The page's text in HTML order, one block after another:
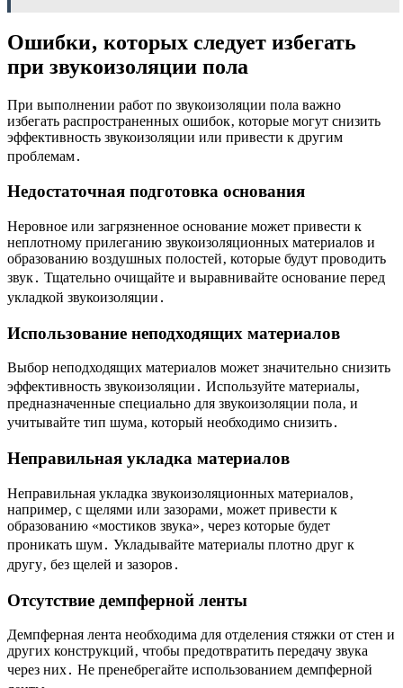
Ошибки‚ которых следует избегать
при звукоизоляции пола
При выполнении работ по звукоизоляции пола важно
избегать распространенных ошибок‚ которые могут снизить
эффективность звукоизоляции или привести к другим
проблемам․
Недостаточная подготовка основания
Неровное или загрязненное основание может привести к
неплотному прилеганию звукоизоляционных материалов и
образованию воздушных полостей‚ которые будут проводить
звук․ Тщательно очищайте и выравнивайте основание перед
укладкой звукоизоляции․
Использование неподходящих материалов
Выбор неподходящих материалов может значительно снизить
эффективность звукоизоляции․ Используйте материалы‚
предназначенные специально для звукоизоляции пола‚ и
учитывайте тип шума‚ который необходимо снизить․
Неправильная укладка материалов
Неправильная укладка звукоизоляционных материалов‚
например‚ с щелями или зазорами‚ может привести к
образованию «мостиков звука»‚ через которые будет
проникать шум․ Укладывайте материалы плотно друг к
другу‚ без щелей и зазоров․
Отсутствие демпферной ленты
Демпферная лента необходима для отделения стяжки от стен и
других конструкций‚ чтобы предотвратить передачу звука
через них․ Не пренебрегайте использованием демпферной